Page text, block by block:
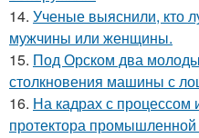
14. Ученые выяснили, кто
мужчины или женщины.
15. Под Орском два
столкновения машины с
16. На кадрах с процессом
протектора